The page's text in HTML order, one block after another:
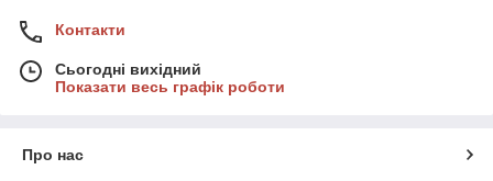
Контакти
Сьогодні вихідний
Показати весь графік роботи
Про нас